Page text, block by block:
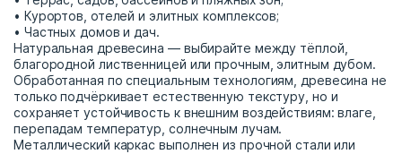
• Курортов, отелей и элитных комплексов;
• Частных домов и дач.
Натуральная древесина — выбирайте между тёплой,
благородной лиственницей или прочным, элитным дубом.
Обработанная по специальным технологиям, древесина не
только подчёркивает естественную текстуру, но и
сохраняет устойчивость к внешним воздействиям: влаге,
перепадам температур, солнечным лучам.
Металлический каркас выполнен из прочной стали или